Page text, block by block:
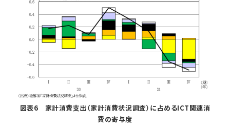
図表6 家計消費支出（家計消費状況調査）に占めるICT関連消
費の寄与度